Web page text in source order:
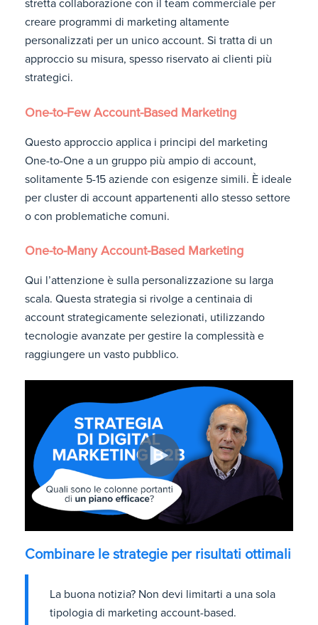
stretta collaborazione con il team commerciale per
creare programmi di marketing altamente
personalizzati per un unico account. Si tratta di un
approccio su misura, spesso riservato ai clienti più
strategici.
One-to-Few Account-Based Marketing
Questo approccio applica i principi del marketing
One-to-One a un gruppo più ampio di account,
solitamente 5-15 aziende con esigenze simili. È ideale
per cluster di account appartenenti allo stesso settore
o con problematiche comuni.
One-to-Many Account-Based Marketing
Qui l’attenzione è sulla personalizzazione su larga
scala. Questa strategia si rivolge a centinaia di
account strategicamente selezionati, utilizzando
tecnologie avanzate per gestire la complessità e
raggiungere un vasto pubblico.
Combinare le strategie per risultati ottimali
La buona notizia? Non devi limitarti a una sola
tipologia di marketing account-based.